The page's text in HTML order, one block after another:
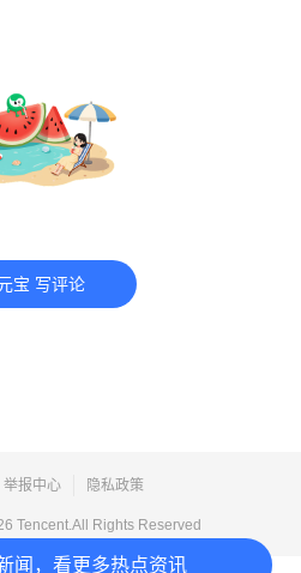
闻，看更多热点资讯
宝 写评论
举报中心 隐私政策
Tencent.All Rights Reserved